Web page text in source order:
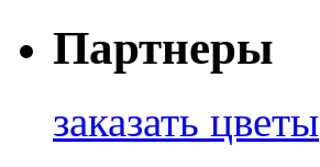
Партнеры
заказать цветы